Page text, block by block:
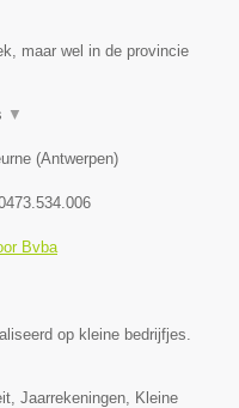
maar wel in de provincie
▼
(Antwerpen)
Bvba
op kleine bedrijfjes.
Jaarrekeningen, Kleine